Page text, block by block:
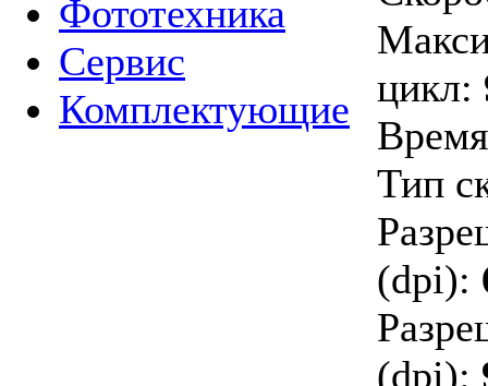
Фототехника
Сервис
Комплектующие
цикл:
Тип
(dpi):
(dpi):